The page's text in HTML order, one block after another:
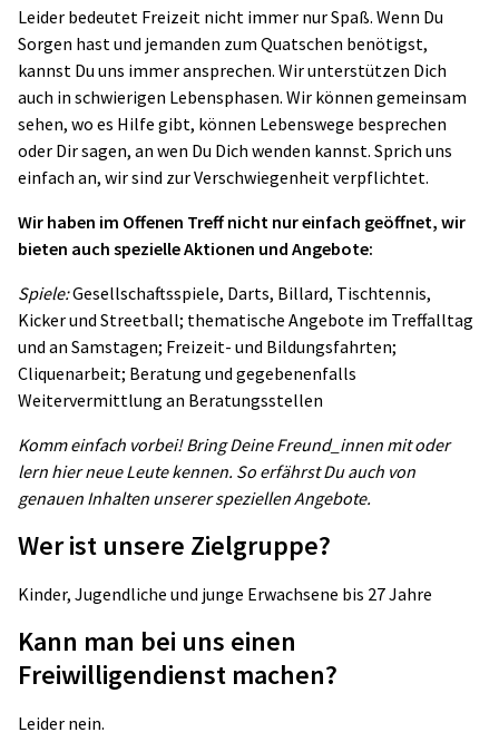
Leider bedeutet Freizeit nicht immer nur Spaß. Wenn Du
Sorgen hast und jemanden zum Quatschen benötigst,
kannst Du uns immer ansprechen. Wir unterstützen Dich
auch in schwierigen Lebensphasen. Wir können gemeinsam
sehen, wo es Hilfe gibt, können Lebenswege besprechen
oder Dir sagen, an wen Du Dich wenden kannst. Sprich uns
einfach an, wir sind zur Verschwiegenheit verpflichtet.
Wir haben im Offenen Treff nicht nur einfach geöffnet, wir
bieten auch spezielle Aktionen und Angebote:
Spiele:Gesellschaftsspiele, Darts, Billard, Tischtennis,
Kicker und Streetball; thematische Angebote im Treffalltag
und an Samstagen; Freizeit- und Bildungsfahrten;
Cliquenarbeit; Beratung und gegebenenfalls
Weitervermittlung an Beratungsstellen
Komm einfach vorbei! Bring Deine Freund_innen mit oder
lern hier neue Leute kennen. So erfährst Du auch von
genauen Inhalten unserer speziellen Angebote.
Wer ist unsere Zielgruppe?
Kinder, Jugendliche und junge Erwachsene bis 27 Jahre
Kann man bei uns einen
Freiwilligendienst machen?
Leider nein.